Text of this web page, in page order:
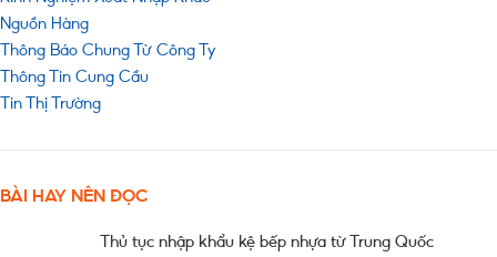
Nguồn Hàng
Thông Báo Chung Từ Công Ty
Thông Tin Cung Cầu
Tin Thị Trường
BÀI HAY NÊN ĐỌC
Thủ tục nhập khẩu kệ bếp nhựa từ Trung Quốc